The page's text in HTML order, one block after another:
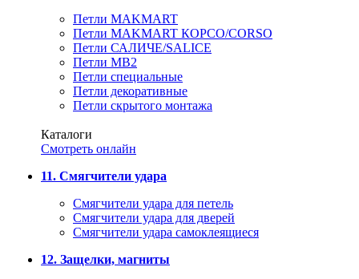
Петли MAKMART
Петли MAKMART КОРСО/CORSO
Петли САЛИЧЕ/SALICE
Петли MB2
Петли специальные
Петли декоративные
Петли скрытого монтажа
Каталоги
Смотреть онлайн
11. Смягчители удара
Смягчители удара для петель
Смягчители удара для дверей
Cмягчители удара самоклеящиеся
12. Защелки, магниты